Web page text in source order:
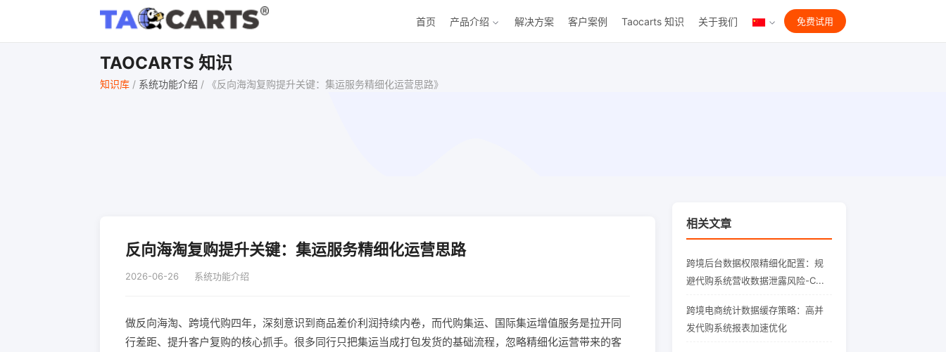
首页 产品介绍 解决方案 客户案例 Taocarts 知识 关于我们 免费试用
TAOCARTS 知识
知识库 / 系统功能介绍 / 《反向海淘复购提升关键：集运服务精细化运营思路》
反向海淘复购提升关键：集运服务精细化运营思路
2026-06-26 系统功能介绍
做反向海淘、跨境代购四年，深刻意识到商品差价利润持续内卷，而代购集运、国际集运增值服务是拉开同
行差距、提升客户复购的核心抓手。很多同行只把集运当成打包发货的基础流程，忽略精细化运营带来的客
相关文章
跨境后台数据权限精细化配置：规
避代购系统营收数据泄露风险-C...
跨境电商统计数据缓存策略：高并
发代购系统报表加速优化